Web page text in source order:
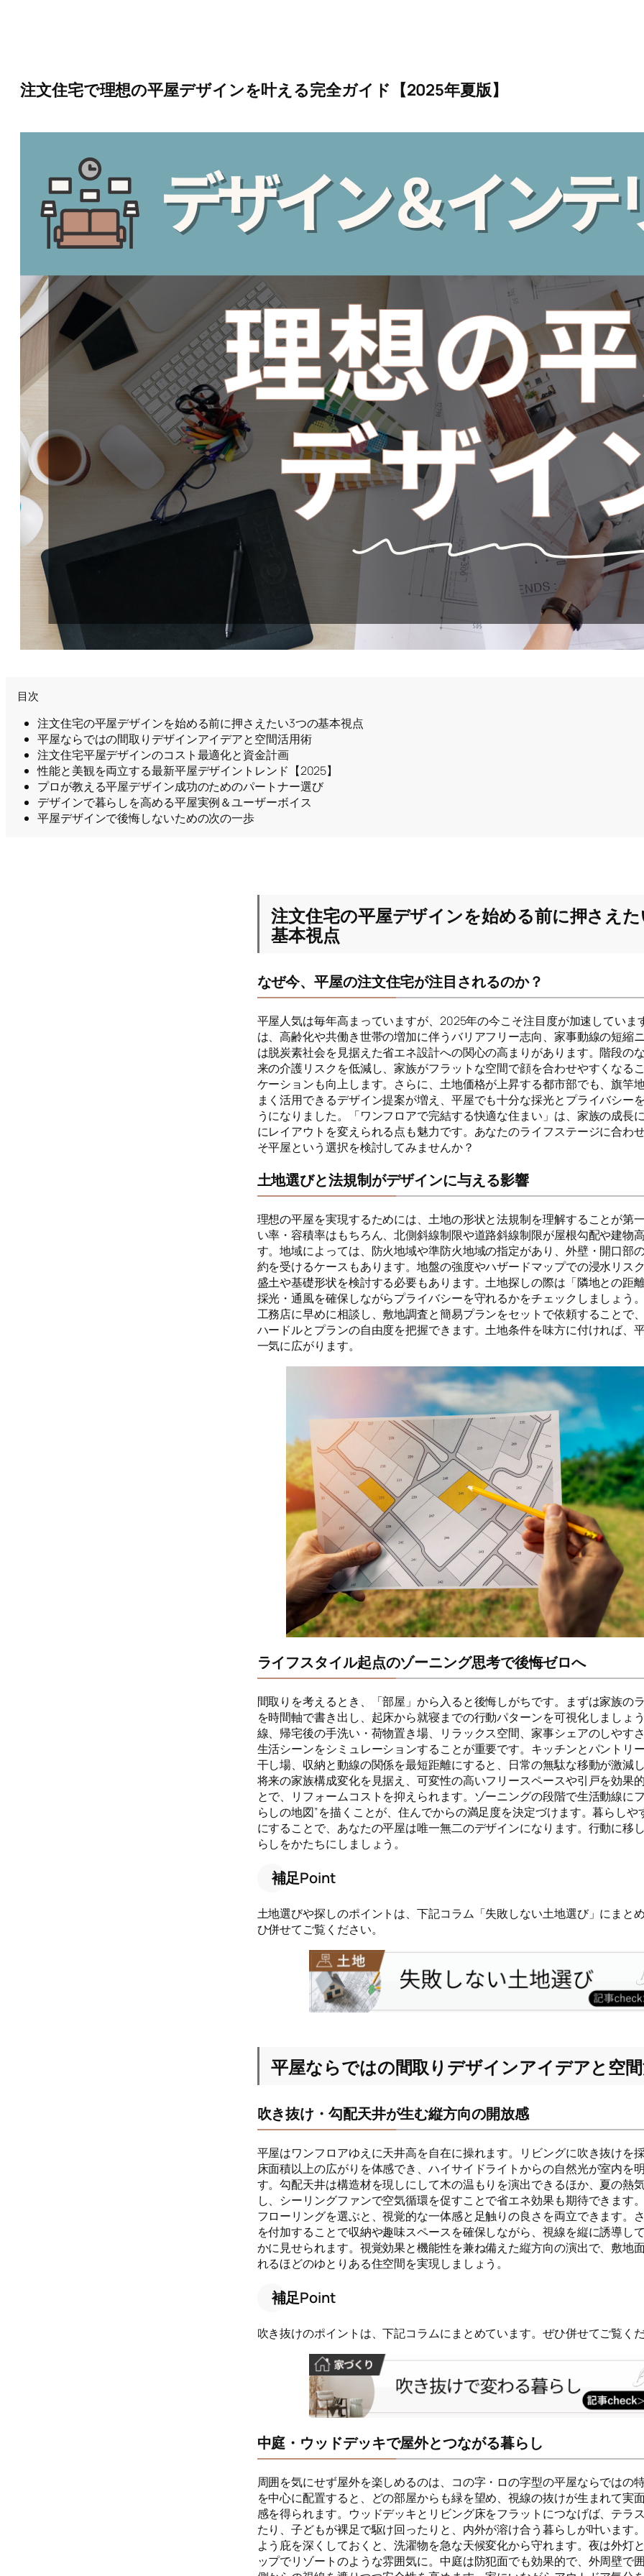
注文住宅で理想の平屋デザインを叶える完全ガイド【2025年夏版】
目次
注文住宅の平屋デザインを始める前に押さえたい3つの基本視点
平屋ならではの間取りデザインアイデアと空間活用術
注文住宅平屋デザインのコスト最適化と資金計画
性能と美観を両立する最新平屋デザイントレンド【2025】
プロが教える平屋デザイン成功のためのパートナー選び
デザインで暮らしを高める平屋実例＆ユーザーボイス
平屋デザインで後悔しないための次の一歩
注文住宅の平屋デザインを始める前に押さえ
基本視点
なぜ今、平屋の注文住宅が注目されるのか？
平屋人気は毎年高まっていますが、2025年の今こそ注目度が加速していま
は、高齢化や共働き世帯の増加に伴うバリアフリー志向、家事動線の短縮
は脱炭素社会を見据えた省エネ設計への関心の高まりがあります。階段の
来の介護リスクを低減し、家族がフラットな空間で顔を合わせやすくなる
ケーションも向上します。さらに、土地価格が上昇する都市部でも、旗竿
まく活用できるデザイン提案が増え、平屋でも十分な採光とプライバシー
うになりました。「ワンフロアで完結する快適な住まい」は、家族の成長
にレイアウトを変えられる点も魅力です。あなたのライフステージに合わ
そ平屋という選択を検討してみませんか？
土地選びと法規制がデザインに与える影響
理想の平屋を実現するためには、土地の形状と法規制を理解することが第
い率・容積率はもちろん、北側斜線制限や道路斜線制限が屋根勾配や建物
す。地域によっては、防火地域や準防火地域の指定があり、外壁・開口部
約を受けるケースもあります。地盤の強度やハザードマップでの浸水リス
盛土や基礎形状を検討する必要もあります。土地探しの際は「隣地との距
採光・通風を確保しながらプライバシーを守れるかをチェックしましょう
工務店に早めに相談し、敷地調査と簡易プランをセットで依頼することで
ハードルとプランの自由度を把握できます。土地条件を味方に付ければ、
一気に広がります。
ライフスタイル起点のゾーニング思考で後悔ゼロへ
間取りを考えるとき、「部屋」から入ると後悔しがちです。まずは家族の
を時間軸で書き出し、起床から就寝までの行動パターンを可視化しましょ
線、帰宅後の手洗い・荷物置き場、リラックス空間、家事シェアのしやす
生活シーンをシミュレーションすることが重要です。キッチンとパントリ
干し場、収納と動線の関係を最短距離にすると、日常の無駄な移動が激減
将来の家族構成変化を見据え、可変性の高いフリースペースや引戸を効果
とで、リフォームコストを抑えられます。ゾーニングの段階で生活動線に
らしの地図”を描くことが、住んでからの満足度を決定づけます。暮らしや
にすることで、あなたの平屋は唯一無二のデザインになります。行動に移
らしをかたちにしましょう。
補足Point
土地選びや探しのポイントは、下記コラム「失敗しない土地選び」にまと
ひ併せてご覧ください。
平屋ならではの間取りデザインアイデアと空
吹き抜け・勾配天井が生む縦方向の開放感
平屋はワンフロアゆえに天井高を自在に操れます。リビングに吹き抜けを
床面積以上の広がりを体感でき、ハイサイドライトからの自然光が室内を
す。勾配天井は構造材を現しにして木の温もりを演出できるほか、夏の熱
し、シーリングファンで空気循環を促すことで省エネ効果も期待できます
フローリングを選ぶと、視覚的な一体感と足触りの良さを両立できます。
を付加することで収納や趣味スペースを確保しながら、視線を縦に誘導し
かに見せられます。視覚効果と機能性を兼ね備えた縦方向の演出で、敷地
れるほどのゆとりある住空間を実現しましょう。
補足Point
吹き抜けのポイントは、下記コラムにまとめています。ぜひ併せてご覧く
中庭・ウッドデッキで屋外とつながる暮らし
周囲を気にせず屋外を楽しめるのは、コの字・ロの字型の平屋ならではの
を中心に配置すると、どの部屋からも緑を望め、視線の抜けが生まれて実
感を得られます。ウッドデッキとリビング床をフラットにつなげば、テラ
たり、子どもが裸足で駆け回ったりと、内外が溶け合う暮らしが叶います
よう庇を深くしておくと、洗濯物を急な天候変化から守れます。夜は外灯
ップでリゾートのような雰囲気に。中庭は防犯面でも効果的で、外周壁で